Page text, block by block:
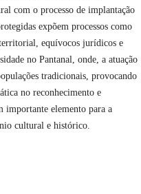
com o processo de implantação
expõem processos como
equívocos jurídicos e
no Pantanal, onde, a atuação
tradicionais, provocando
no reconhecimento e
importante elemento para a
cultural e histórico.